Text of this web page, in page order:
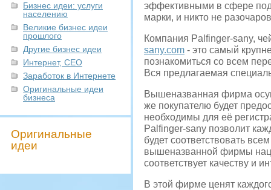
Бизнес идеи: услуги
населению
Великие бизнес идеи
прошлого
Другие бизнес идеи
Интернет, СЕО
Заработок в Интернете
Оригинальные идеи
бизнеса
Оригинальные
идеи
эффективными в сфере
марки, и никто не
Компания Palfinger-sany,
sany.com - это самый
познакомиться со всем
Вся предлагаемая
Вышеназванная фирма
же покупателю будет
необходимы для её
Palfinger-sany позволит
будет соответствовать
вышеназванной фирмы
соответствует качеству и
В этой фирме ценят